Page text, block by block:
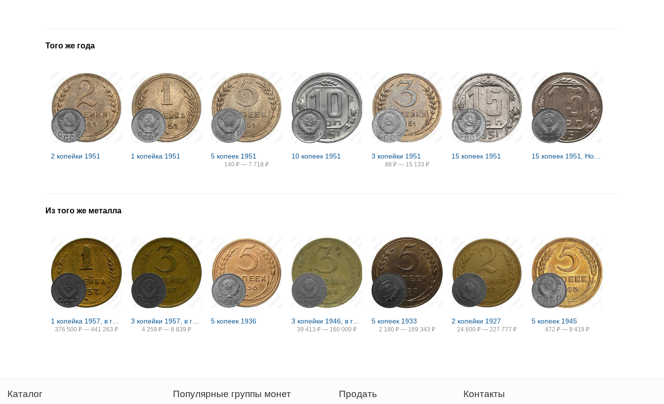
Того же года
2 копейки 1951 1 копейка 1951 5 копеек 1951
140 ₽ — 7 718 ₽
10 копеек 1951 3 копейки 1951
88 ₽ — 15 133 ₽
15 копеек 1951
Из того же металла
376 500 ₽ — 441 263 ₽ 4 259 ₽ — 8 839 ₽
5 копеек 1936 3 копейки 1946, в гербе 16 лент (герб 1948 года)
39 413 ₽ — 160 000 ₽
5 копеек 1933
2 180 ₽ — 169 343 ₽
2 копейки 1927
24 600 ₽ — 227 777 ₽
5 копеек 1945
472 ₽ — 9 419 ₽
Каталог Популярные группы монет Продать Контакты